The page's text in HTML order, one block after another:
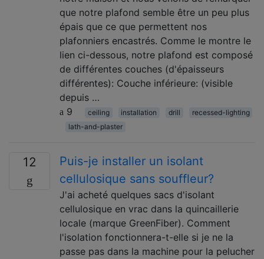
que notre plafond semble être un peu plus
épais que ce que permettent nos
plafonniers encastrés. Comme le montre le
lien ci-dessous, notre plafond est composé
de différentes couches (d'épaisseurs
différentes): Couche inférieure: (visible
depuis …
9
ceiling installation drill
recessed-lighting
lath-and-plaster
12
Puis-je installer un isolant
cellulosique sans souffleur?
J'ai acheté quelques sacs d'isolant
cellulosique en vrac dans la quincaillerie
locale (marque GreenFiber). Comment
l'isolation fonctionnera-t-elle si je ne la
passe pas dans la machine pour la pelucher